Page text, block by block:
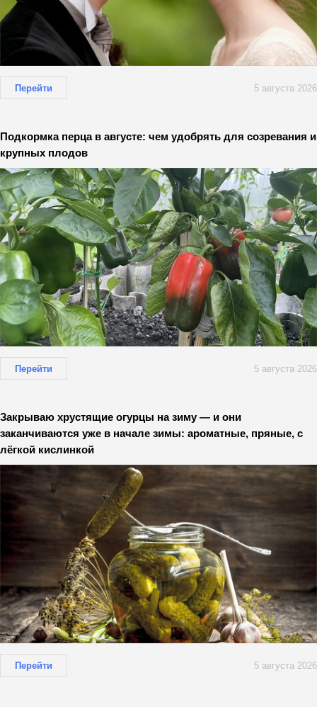
Перейти 5 августа 2026
Подкормка перца в августе: чем удобрять для созревания и
крупных плодов
Перейти 5 августа 2026
Закрываю хрустящие огурцы на зиму — и они
заканчиваются уже в начале зимы: ароматные, пряные, с
лёгкой кислинкой
Перейти 5 августа 2026